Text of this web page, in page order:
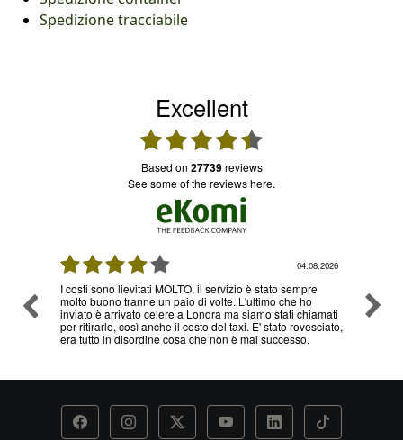
Spedizione tracciabile
Excellent
based on 27739reviews
see some of the reviews here.
04.08.2026
I costi sono lievitati MOLTO, il servizio è stato sempre
molto buono tranne un paio di volte. L'ultimo che ho
inviato è arrivato celere a Londra ma siamo stati chiamati
per ritirarlo, così anche il costo del taxi. E' stato rovesciato,
era tutto in disordine cosa che non è mai successo.